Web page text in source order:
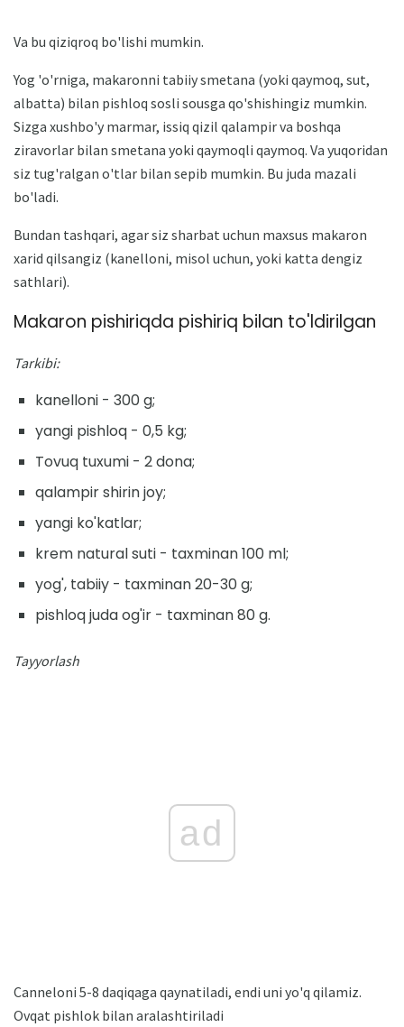
Va bu qiziqroq bo'lishi mumkin.
Yog 'o'rniga, makaronni tabiiy smetana (yoki qaymoq, sut,
albatta) bilan pishloq sosli sousga qo'shishingiz mumkin.
Sizga xushbo'y marmar, issiq qizil qalampir va boshqa
ziravorlar bilan smetana yoki qaymoqli qaymoq. Va yuqoridan
siz tug'ralgan o'tlar bilan sepib mumkin. Bu juda mazali
bo'ladi.
Bundan tashqari, agar siz sharbat uchun maxsus makaron
xarid qilsangiz (kanelloni, misol uchun, yoki katta dengiz
sathlari).
Makaron pishiriqda pishiriq bilan to'ldirilgan
Tarkibi:
kanelloni - 300 g;
yangi pishloq - 0,5 kg;
Tovuq tuxumi - 2 dona;
qalampir shirin joy;
yangi ko'katlar;
krem natural suti - taxminan 100 ml;
yog', tabiiy - taxminan 20-30 g;
pishloq juda og'ir - taxminan 80 g.
Tayyorlash
ad
Canneloni 5-8 daqiqaga qaynatiladi, endi uni yo'q qilamiz.
Ovqat pishlok bilan aralashtiriladi